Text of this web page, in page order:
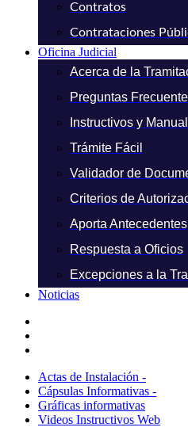
Contratos
Contrataciones
Oficina Judicial
Acerca de la
Preguntas
Instructivos y
Trámite Fácil
Validador de
Criterios de
Aporta Antecedentes
Respuesta a Oficios
Excepciones a la
Noticias
Actas de Instalación -
Cápsulas Informativas -
Gráficas informativas
Videos Instructivos Web